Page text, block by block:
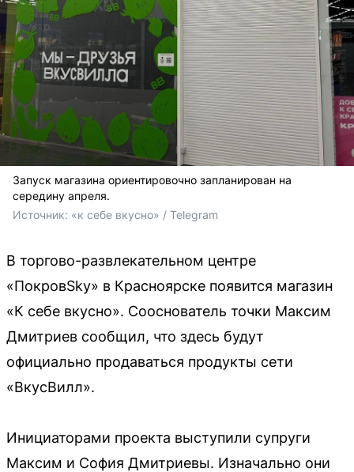
Запуск магазина ориентировочно запланирован на
середину апреля.
Источник: «к себе вкусно» / Telegram
В торгово-развлекательном центре
«ПокровSky» в Красноярске появится магазин
«К себе вкусно». Сооснователь точки Максим
Дмитриев сообщил, что здесь будут
официально продаваться продукты сети
«ВкусВилл».
Инициаторами проекта выступили супруги
Максим и София Дмитриевы. Изначально они